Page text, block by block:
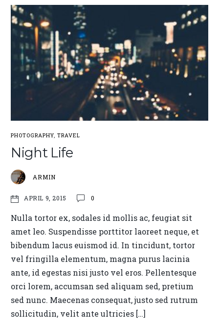
PHOTOGRAPHY, TRAVEL
Night Life
ARMIN
APRIL 9, 2015 0
Nulla tortor ex, sodales id mollis ac, feugiat sit
amet leo. Suspendisse porttitor laoreet neque, et
bibendum lacus euismod id. In tincidunt, tortor
vel fringilla elementum, magna purus lacinia
ante, id egestas nisi justo vel eros. Pellentesque
orci lorem, accumsan sed aliquam sed, pretium
sed nunc. Maecenas consequat, justo sed rutrum
sollicitudin, velit ante ultricies […]